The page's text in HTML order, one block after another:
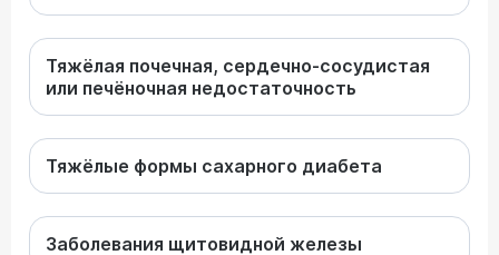
Тяжёлая почечная, сердечно-сосудистая
или печёночная недостаточность
Тяжёлые формы сахарного диабета
Заболевания щитовидной железы